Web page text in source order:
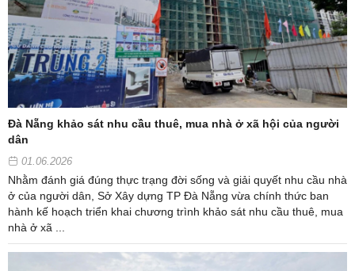
Đà Nẵng khảo sát nhu cầu thuê, mua nhà ở xã hội của người
dân
01.06.2026
Nhằm đánh giá đúng thực trạng đời sống và giải quyết nhu cầu nhà
ở của người dân, Sở Xây dựng TP Đà Nẵng vừa chính thức ban
hành kế hoạch triển khai chương trình khảo sát nhu cầu thuê, mua
nhà ở xã ...